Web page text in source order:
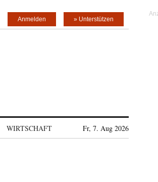
» Unterstützen
Anmelden
WIRTSCHAFT Fr, 7. Aug 2026